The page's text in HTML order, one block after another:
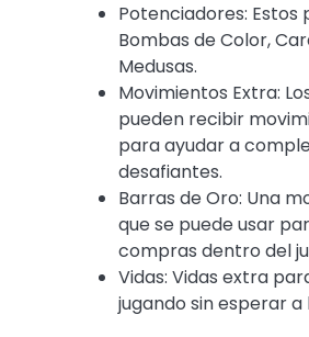
Potenciadores: Estos
Bombas de Color,
Medusas.
Movimientos Extra:
pueden recibir
para ayudar a
desafiantes.
Barras de Oro: Una
que se puede usar
compras dentro del
Vidas: Vidas extra
jugando sin esperar